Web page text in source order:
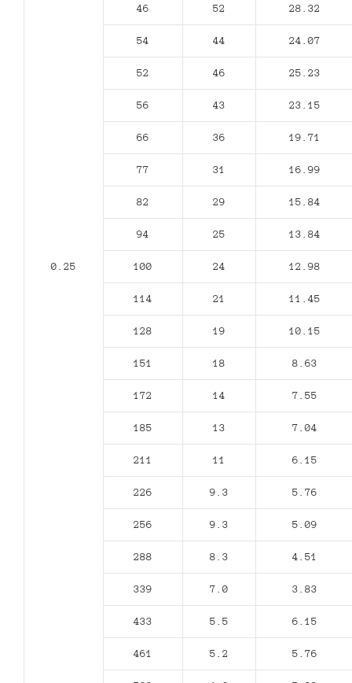
0.25
46 52 28.32
54 44 24.07
52 46 25.23
56 43 23.15
66 36 19.71
77 31 16.99
82 29 15.84
94 25 13.84
100 24 12.98
114 21 11.45
128 19 10.15
151 18 8.63
172 14 7.55
185 13 7.04
211 11 6.15
226 9.3 5.76
256 9.3 5.09
288 8.3 4.51
339 7.0 3.83
433 5.5 6.15
461 5.2 5.76